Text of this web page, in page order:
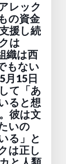
レック
の資金
援し続
は
織は西
もない
月15日
て「あ
ると想
彼は文
いの
る」と
は正し